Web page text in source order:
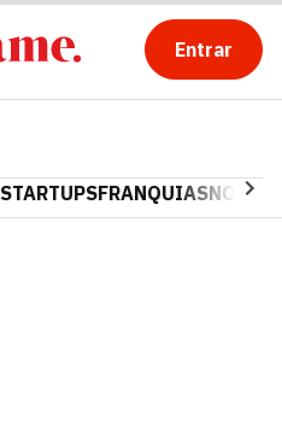
Entrar
STARTUPSFRANQUIAS